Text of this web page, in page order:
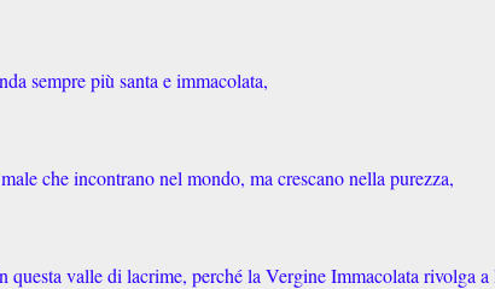
sempre più santa e immacolata,
che incontrano nel mondo, ma crescano nella purezza,
valle di lacrime, perché la Vergine Immacolata rivolga